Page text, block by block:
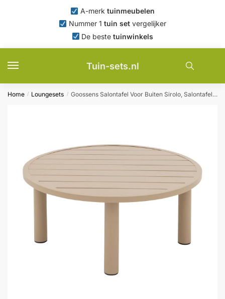
A-merk tuinmeubelen
Nummer 1 tuin set vergelijker
De bestetuinwinkels
Tuin-sets.nl
Home / Loungesets / Goossens Salontafel Voor Buiten Sirolo, Salontafel 80 cm rond